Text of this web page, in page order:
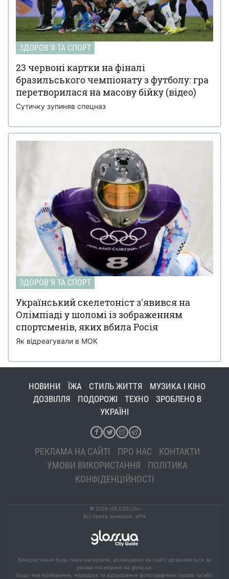
ЗДОРОВʼЯ ТА СПОРТ
23 червоні картки на фіналі
бразильського чемпіонату з футболу: гра
перетворилася на масову бійку (відео)
Сутичку зупиняв спецназ
ЗДОРОВʼЯ ТА СПОРТ
Український скелетоніст з'явився на
Олімпіаді у шоломі із зображенням
спортсменів, яких вбила Росія
Як відреагували в МОК
НОВИНИ ЇЖА СТИЛЬ ЖИТТЯ
МУЗИКА І КІНО
ДОЗВІЛЛЯ
ПОДОРОЖІ ТЕХНО
ЗРОБЛЕНО В
УКРАЇНІ
РЕКЛАМА НА САЙТІ ПРО НАС
КОНТАКТИ
УМОВИ ВИКОРИСТАННЯ
ПОЛІТИКА
КОНФІДЕНЦІЙНОСТІ
© 2026 «GLOSS.UA»
Всі права захищені. ePN
Використання будь-яких матеріалів, розміщених на сайті, дозволяється за
умови посилання на gloss.ua.
Будь-яке копіювання, передрук та відтворення фотографічних творів та/або